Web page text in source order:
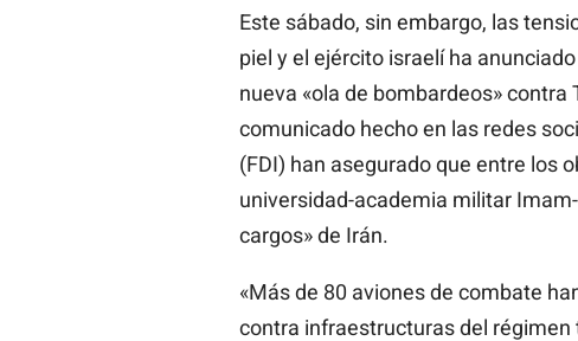
Este sábado, sin embargo, las
piel y el ejército israelí ha
nueva «ola de bombardeos»
comunicado hecho en las redes
(FDI) han asegurado que entre los
universidad-academia militar
cargos» de Irán.
«Más de 80 aviones de combate
contra infraestructuras del